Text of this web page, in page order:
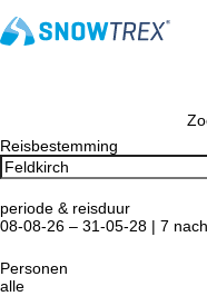
Reisbestemming
periode & reisduur
08-08-26 – 31-05-28 | 7
Personen
alle